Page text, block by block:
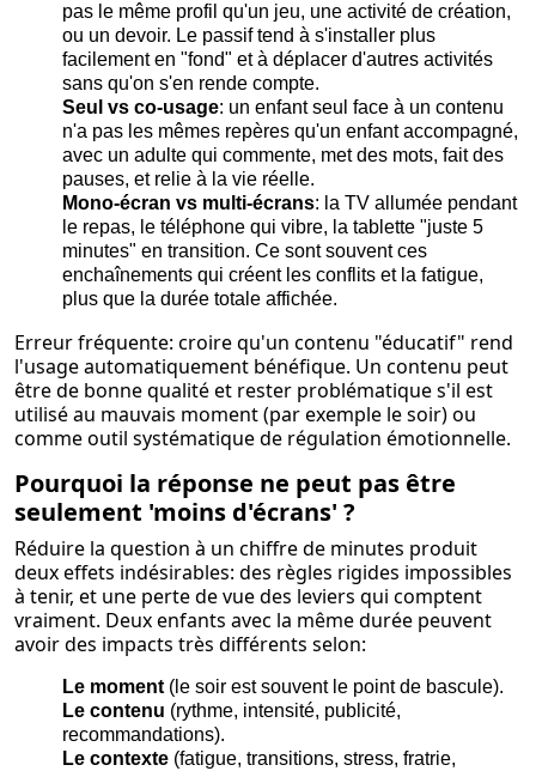
pas le même profil qu'un jeu, une activité de création,
ou un devoir. Le passif tend à s'installer plus
facilement en "fond" et à déplacer d'autres activités
sans qu'on s'en rende compte.
Seul vs co-usage: un enfant seul face à un contenu
n'a pas les mêmes repères qu'un enfant accompagné,
avec un adulte qui commente, met des mots, fait des
pauses, et relie à la vie réelle.
Mono-écran vs multi-écrans: la TV allumée pendant
le repas, le téléphone qui vibre, la tablette "juste 5
minutes" en transition. Ce sont souvent ces
enchaînements qui créent les conflits et la fatigue,
plus que la durée totale affichée.
Erreur fréquente: croire qu'un contenu "éducatif" rend
l'usage automatiquement bénéfique. Un contenu peut
être de bonne qualité et rester problématique s'il est
utilisé au mauvais moment (par exemple le soir) ou
comme outil systématique de régulation émotionnelle.
Pourquoi la réponse ne peut pas être
seulement 'moins d'écrans' ?
Réduire la question à un chiffre de minutes produit
deux effets indésirables: des règles rigides impossibles
à tenir, et une perte de vue des leviers qui comptent
vraiment. Deux enfants avec la même durée peuvent
avoir des impacts très différents selon:
Le moment (le soir est souvent le point de bascule).
Le contenu (rythme, intensité, publicité,
recommandations).
Le contexte (fatigue, transitions, stress, fratrie,